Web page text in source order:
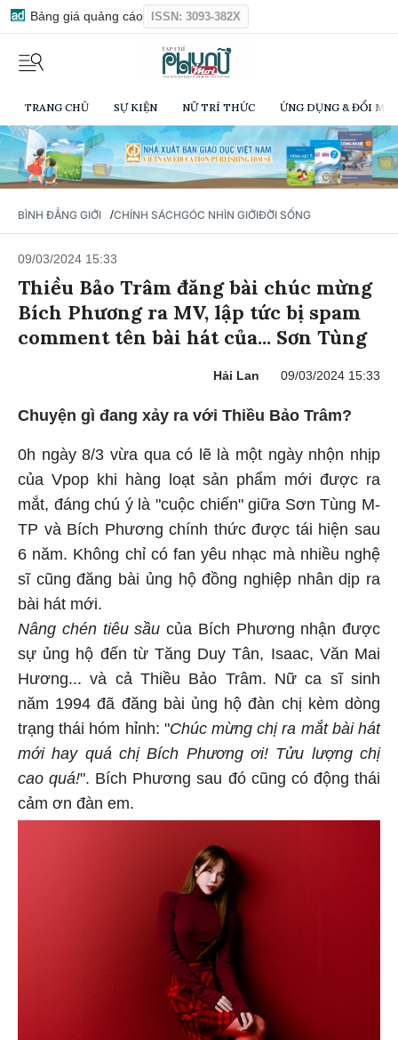
Bảng giá quảng cáo ISSN: 3093-382X
TRANG CHỦ SỰ KIỆN NỮ TRÍ THỨC ỨNG DỤNG & ĐỔI
BÌNH ĐẲNG GIỚI /CHÍNH SÁCHGÓC NHÌN GIỚIĐỜI SỐNG
09/03/2024 15:33
Thiều Bảo Trâm đăng bài chúc mừng
Bích Phương ra MV, lập tức bị spam
comment tên bài hát của... Sơn Tùng
Hải Lan 09/03/2024 15:33
Chuyện gì đang xảy ra với Thiều Bảo Trâm?
0h ngày 8/3 vừa qua có lẽ là một ngày nhộn nhịp
của Vpop khi hàng loạt sản phẩm mới được ra
mắt, đáng chú ý là "cuộc chiến" giữa Sơn Tùng M-
TP và Bích Phương chính thức được tái hiện sau
6 năm. Không chỉ có fan yêu nhạc mà nhiều nghệ
sĩ cũng đăng bài ủng hộ đồng nghiệp nhân dịp ra
bài hát mới.
Nâng chén tiêu sầu của Bích Phương nhận được
sự ủng hộ đến từ Tăng Duy Tân, Isaac, Văn Mai
Hương... và cả Thiều Bảo Trâm. Nữ ca sĩ sinh
năm 1994 đã đăng bài ủng hộ đàn chị kèm dòng
trạng thái hóm hỉnh: "Chúc mừng chị ra mắt bài hát
mới hay quá chị Bích Phương ơi! Tửu lượng chị
cao quá!". Bích Phương sau đó cũng có động thái
cảm ơn đàn em.